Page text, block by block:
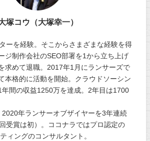
塚コウ（大塚幸一）
ーを経験。そこからさまざまな経験を得
ジ制作会社のSEO部署を1から立ち上げ
求めて退職。2017年1月にランサーズで
本格的に活動を開始。クラウドソーシン
間の収益1250万を達成。2年目は1700
年ランサーオブザイヤーを3年連続
受賞は初）。ココナラではプロ認定の
ィングのコンサルタント。